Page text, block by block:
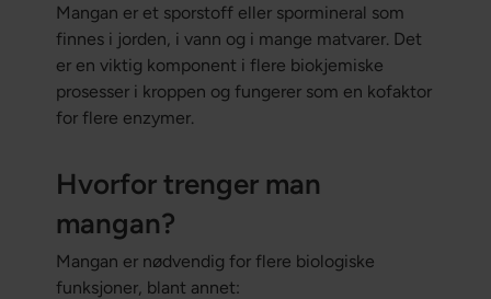
Mangan er et sporstoff eller spormineral som
finnes i jorden, i vann og i mange matvarer. Det
er en viktig komponent i flere biokjemiske
prosesser i kroppen og fungerer som en kofaktor
for flere enzymer.
Hvorfor trenger man
mangan?
Mangan er nødvendig for flere biologiske
funksjoner, blant annet: